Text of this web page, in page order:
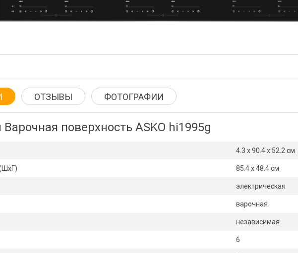
ОТЗЫВЫ ФОТОГРАФИИ
поверхность ASKO hi1995g
4.3 x 90.4 x 52.2 см
85.4 x 48.4 см
электрическая
варочная
независимая
6